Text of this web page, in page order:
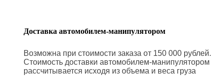
Доставка автомобилем-манипулятором
Возможна при стоимости заказа от 150 000 рублей.
Стоимость доставки автомобилем-манипулятором
рассчитывается исходя из объема и веса груза